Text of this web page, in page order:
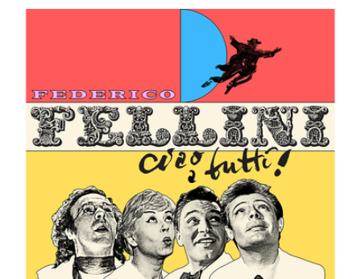
Wyjątkowym dopełnieniem seansu będzie autorska
muzyka na żywo Cezarego Zielińskiego (Spopielony) z
kolektywu Opus Elefantum – twórcy ambientowych i